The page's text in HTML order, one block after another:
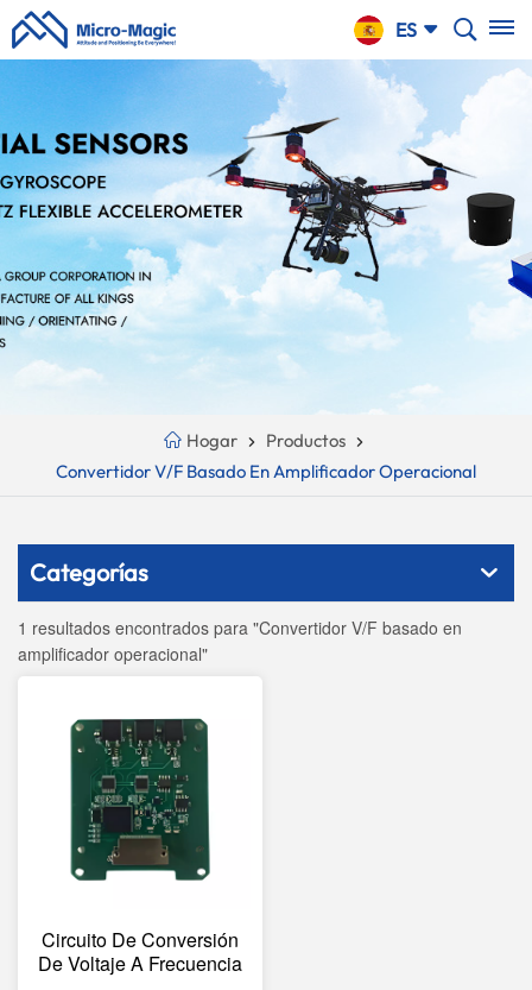
ES
English
русский
Español
Português
بالعربية
Hogar
Productos
Convertidor V/F Basado En Amplificador Operacional
Categorías
1 resultados encontrados para "Convertidor V/F basado en
amplificador operacional"
Circuito De Conversión
De Voltaje A Frecuencia
CARRO
DE LA
COMPRA
Your
Cart
Empty!